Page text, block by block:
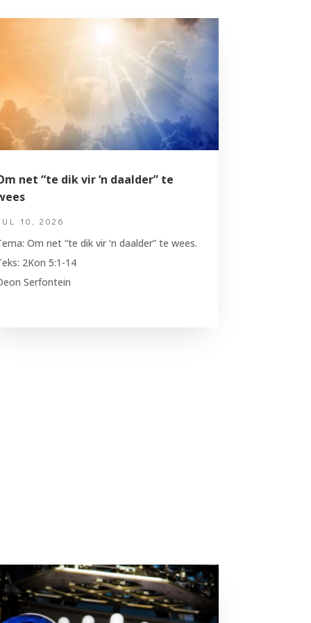
net “te dik vir ‘n daalder” te
10, 2026
Om net “te dik vir ‘n daalder” te wees.
2Kon 5:1-14
Serfontein